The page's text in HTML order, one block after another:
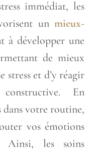
immédiat, les
unmieux-
à développer une
de mieux
stress et d’y réagir
En
dans votre routine,
vos émotions
Ainsi, les soins